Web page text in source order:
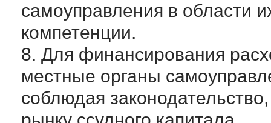
самоуправления в области
компетенции.
8. Для финансирования
местные органы
соблюдая